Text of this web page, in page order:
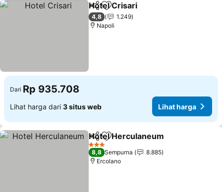
BagikanTambahkan ke favorit
Hotel Crisari
4,8
1.249
Napoli
Dari Rp 935.708
Lihat harga dari 3 situs web Lihat harga
BagikanTambahkan ke favorit
Hotel Herculaneum
3 Bintang
8,8 Sempurna
8.885
Ercolano